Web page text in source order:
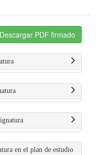
Descargar PDF firmado
en el plan de estudio